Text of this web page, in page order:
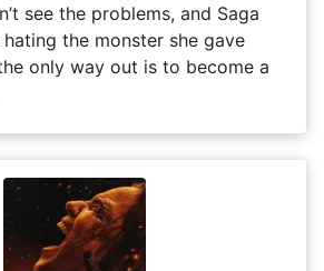
see the problems, and Saga
the monster she gave
only way out is to become a